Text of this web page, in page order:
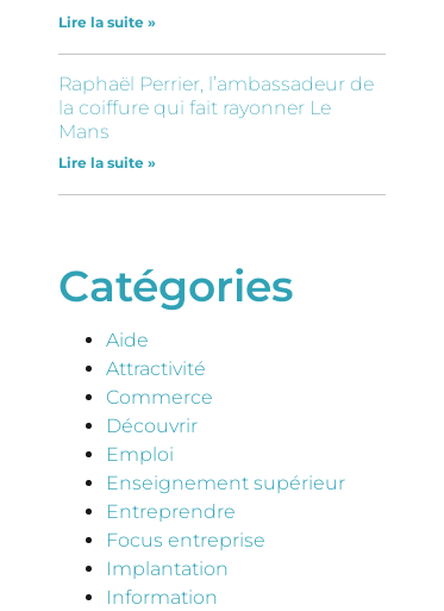
Lire la suite »
Raphaël Perrier, l’ambassadeur de
la coiffure qui fait rayonner Le
Mans
Lire la suite »
Catégories
Aide
Attractivité
Commerce
Découvrir
Emploi
Enseignement supérieur
Entreprendre
Focus entreprise
Implantation
Information